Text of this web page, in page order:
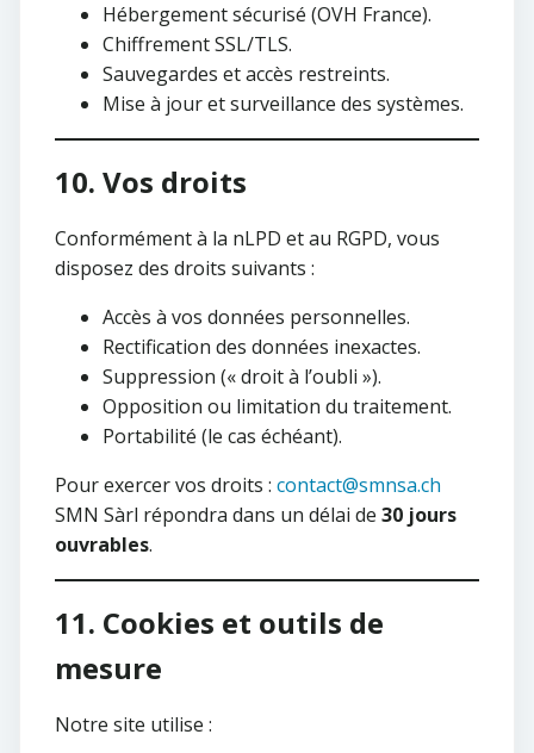
Hébergement sécurisé (OVH France).
Chiffrement SSL/TLS.
Sauvegardes et accès restreints.
Mise à jour et surveillance des systèmes.
10. Vos droits
Conformément à la nLPD et au RGPD, vous
disposez des droits suivants :
Accès à vos données personnelles.
Rectification des données inexactes.
Suppression (« droit à l’oubli »).
Opposition ou limitation du traitement.
Portabilité (le cas échéant).
Pour exercer vos droits : contact@smnsa.ch
SMN Sàrl répondra dans un délai de 30 jours
ouvrables.
11. Cookies et outils de
mesure
Notre site utilise :